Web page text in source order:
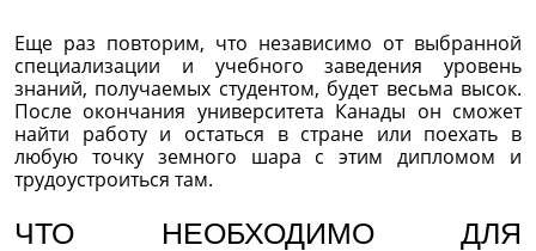
Еще раз повторим, что независимо от выбранной
специализации и учебного заведения уровень
знаний, получаемых студентом, будет весьма высок.
После окончания университета Канады он сможет
найти работу и остаться в стране или поехать в
любую точку земного шара с этим дипломом и
трудоустроиться там.
ЧТО НЕОБХОДИМО ДЛЯ